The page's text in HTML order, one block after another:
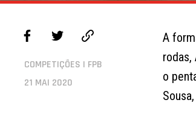
COMPETIÇÕES | FPB
21 MAI 2020
A
rodas,
o